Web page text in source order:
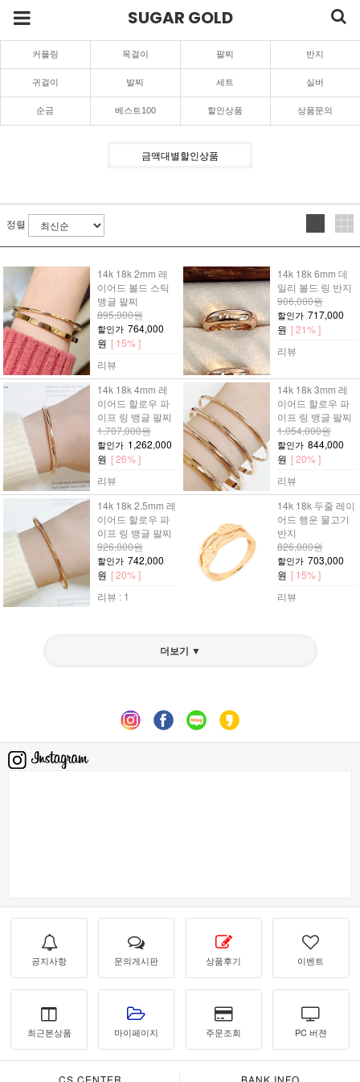
SUGAR GOLD
커플링 목걸이 팔찌 반지
귀걸이 발찌 세트 실버
순금 베스트100 할인상품 상품문의
금액대별할인상품
정렬
14k 18k 2mm 레
이어드 볼드 스틱
뱅글 팔찌
895,000원
할인가 764,000
원 [ 15% ]
리뷰
14k 18k 6mm 데
일리 볼드 링 반지
906,000원
할인가 717,000
원 [ 21% ]
리뷰
14k 18k 4mm 레
이어드 할로우 파
이프 링 뱅글 팔찌
1,707,000원
할인가 1,262,000
원 [ 26% ]
리뷰
14k 18k 3mm 레
이어드 할로우 파
이프 링 뱅글 팔찌
1,054,000원
할인가 844,000
원 [ 20% ]
리뷰
14k 18k 2.5mm 레
이어드 할로우 파
이프 링 뱅글 팔찌
926,000원
할인가 742,000
원 [ 20% ]
리뷰 : 1
14k 18k 두줄 레이
어드 행운 물고기
반지
826,000원
할인가 703,000
원 [ 15% ]
리뷰
더보기 ▼
공지사항 문의게시판 상품후기 이벤트
최근본상품 마이페이지 주문조회 PC 버젼
CS CENTER BANK INFO